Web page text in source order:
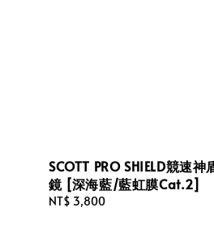
SCOTT PRO SHIELD競速神
鏡 [深海藍/藍虹膜Cat.2]
Regular
NT$ 3,800